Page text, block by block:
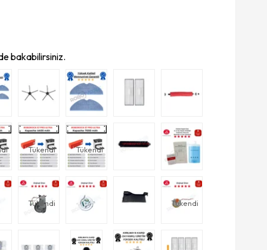
bakabilirsiniz.
Tükendi Tükendi
Tükendi Tükendi